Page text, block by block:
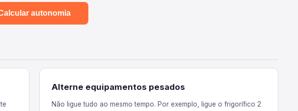
autonomia
Alterne equipamentos pesados
Não ligue tudo ao mesmo tempo. Por exemplo, ligue o frigorífico 2